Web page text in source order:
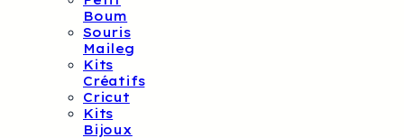
Boum
Souris
Maileg
Kits
Créatifs
Cricut
Kits
Bijoux